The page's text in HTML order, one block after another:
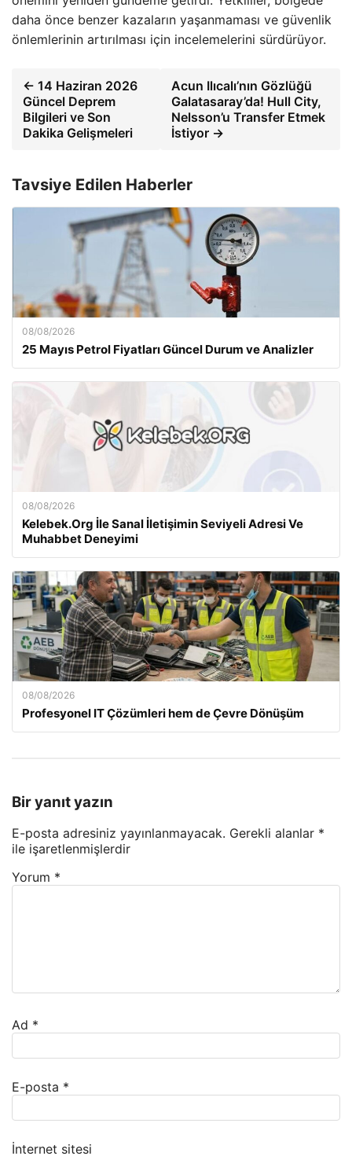
daha önce benzer kazaların yaşanmaması ve güvenlik
önlemlerinin artırılması için incelemelerini sürdürüyor.
← 14 Haziran 2026
Güncel Deprem
Bilgileri ve Son
Dakika Gelişmeleri
Acun Ilıcalı’nın Gözlüğü
Galatasaray’da! Hull City,
Nelsson’u Transfer Etmek
İstiyor →
Tavsiye Edilen Haberler
08/08/2026
25 Mayıs Petrol Fiyatları Güncel Durum ve Analizler
08/08/2026
Kelebek.Org İle Sanal İletişimin Seviyeli Adresi Ve
Muhabbet Deneyimi
08/08/2026
Profesyonel IT Çözümleri hem de Çevre Dönüşüm
Bir yanıt yazın
E-posta adresiniz yayınlanmayacak. Gerekli alanlar *
ile işaretlenmişlerdir
Yorum *
Ad *
E-posta *
İnternet sitesi